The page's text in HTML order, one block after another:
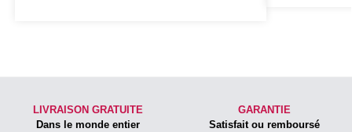
LIVRAISON GRATUITE
Dans le monde entier
GARANTIE
Satisfait ou remboursé